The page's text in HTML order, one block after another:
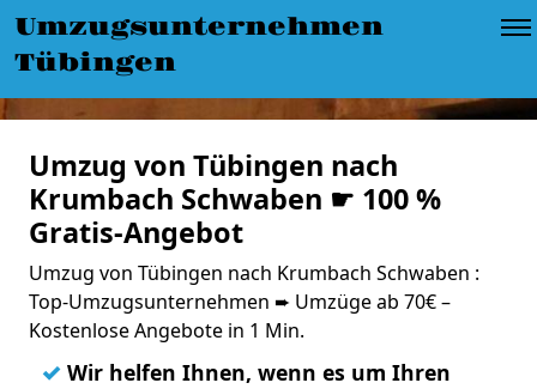
Umzugsunternehmen
Tübingen
Umzug von Tübingen nach
Krumbach Schwaben ☛ 100 %
Gratis-Angebot
Umzug von Tübingen nach Krumbach Schwaben :
Top-Umzugsunternehmen ➨ Umzüge ab 70€ –
Kostenlose Angebote in 1 Min.
✓ Wir helfen Ihnen, wenn es um Ihren